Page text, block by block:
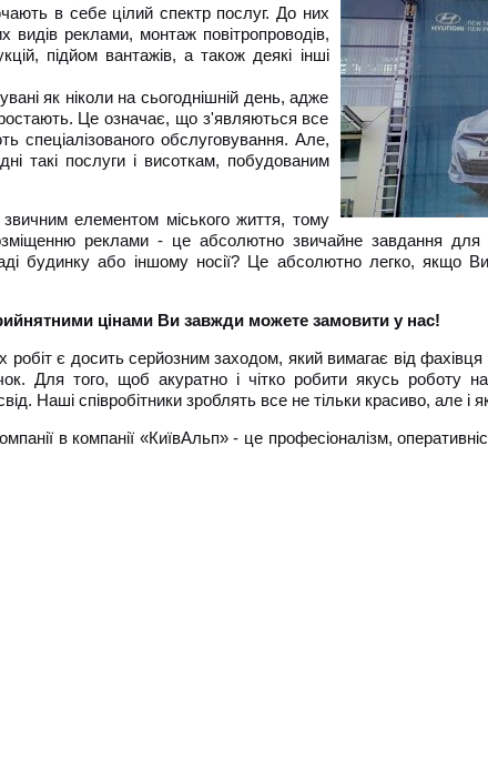
в себе цілий спектр послуг. До них
видів реклами, монтаж повітропроводів,
підйом вантажів, а також деякі інші
як ніколи на сьогоднішній день, адже
Це означає, що з'являються все
спеціалізованого обслуговування. Але,
такі послуги і висоткам, побудованим
елементом міського життя, тому
реклами - це абсолютно звичайне завдання для
будинку або іншому носії? Це абсолютно легко, якщо
цінами Ви завжди можете замовити у нас!
є досить серйозним заходом, який вимагає від фахівця
Для того, щоб акуратно і чітко робити якусь роботу
Наші співробітники зроблять все не тільки красиво, але і
в компанії «КиївАльп» - це професіоналізм,